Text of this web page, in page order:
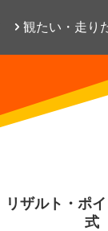
観たい・走り
リザルト・ポ
式